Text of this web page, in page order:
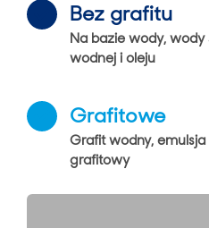
Bez grafitu
Na bazie wody,
wodnej i oleju
Grafitowe
Grafit wodny,
grafitowy